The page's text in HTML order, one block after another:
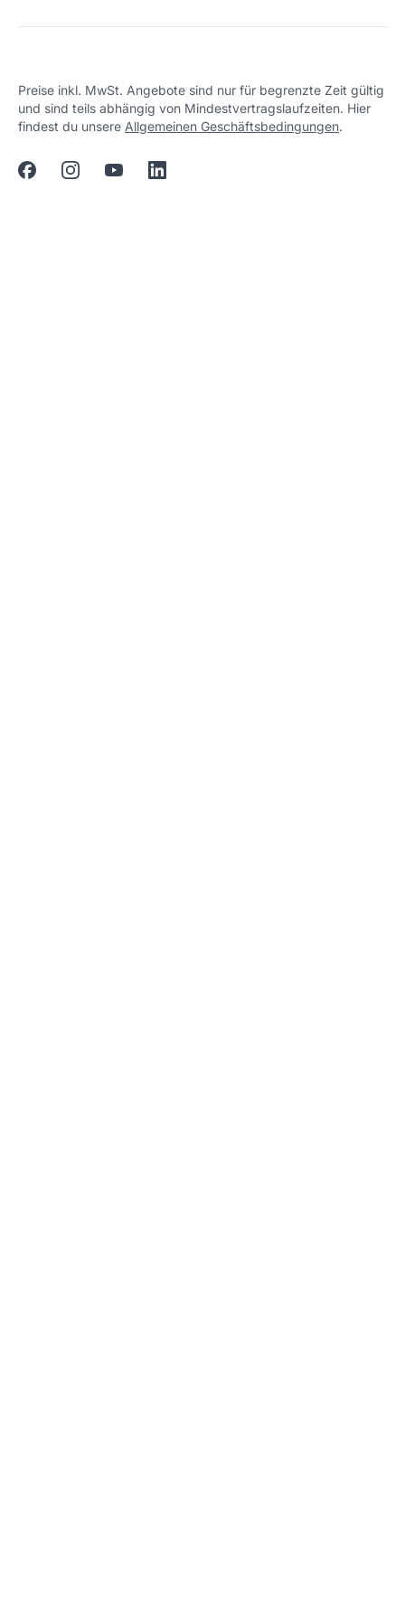
Preise inkl. MwSt. Angebote sind nur für begrenzte Zeit gültig
und sind teils abhängig von Mindestvertragslaufzeiten. Hier
findest du unsere Allgemeinen Geschäftsbedingungen.